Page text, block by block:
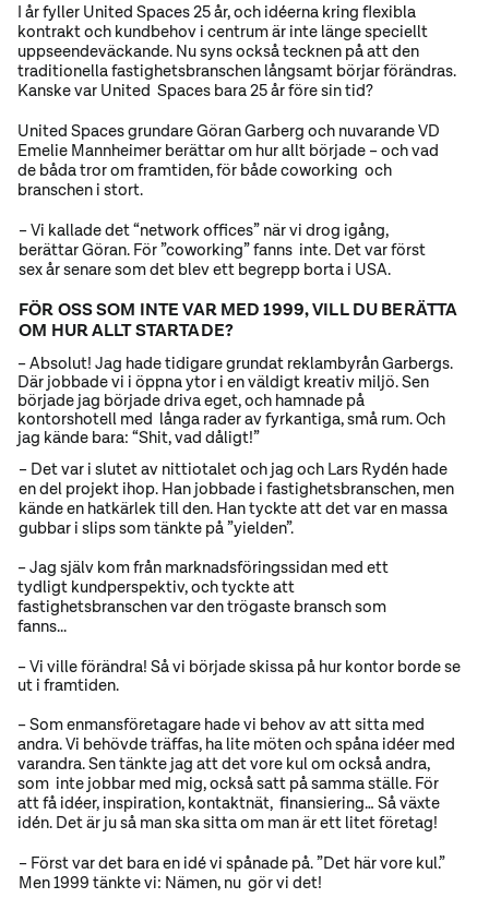
I år fyller United Spaces 25 år, och idéerna kring flexibla
kontrakt och kundbehov i centrum är inte länge speciellt
uppseendeväckande. Nu syns också tecknen på att den
traditionella fastighetsbranschen långsamt börjar förändras.
Kanske var United Spaces bara 25 år före sin tid?
United Spaces grundare Göran Garberg och nuvarande VD
Emelie Mannheimer berättar om hur allt började – och vad
de båda tror om framtiden, för både coworking och
branschen i stort.
– Vi kallade det “network offices” när vi drog igång,
berättar Göran. För ”coworking” fanns inte. Det var först
sex år senare som det blev ett begrepp borta i USA.
FÖR OSS SOM INTE VAR MED 1999, VILL DU BERÄTTA
OM HUR ALLT STARTADE?
– Absolut! Jag hade tidigare grundat reklambyrån Garbergs.
Där jobbade vi i öppna ytor i en väldigt kreativ miljö. Sen
började jag började driva eget, och hamnade på
kontorshotell med långa rader av fyrkantiga, små rum. Och
jag kände bara: “Shit, vad dåligt!”
– Det var i slutet av nittiotalet och jag och Lars Rydén hade
en del projekt ihop. Han jobbade i fastighetsbranschen, men
kände en hatkärlek till den. Han tyckte att det var en massa
gubbar i slips som tänkte på ”yielden”.
– Jag själv kom från marknadsföringssidan med ett
tydligt kundperspektiv, och tyckte att
fastighetsbranschen var den trögaste bransch som
fanns...
– Vi ville förändra! Så vi började skissa på hur kontor borde se
ut i framtiden.
– Som enmansföretagare hade vi behov av att sitta med
andra. Vi behövde träffas, ha lite möten och spåna idéer med
varandra. Sen tänkte jag att det vore kul om också andra,
som inte jobbar med mig, också satt på samma ställe. För
att få idéer, inspiration, kontaktnät, finansiering… Så växte
idén. Det är ju så man ska sitta om man är ett litet företag!
– Först var det bara en idé vi spånade på. ”Det här vore kul.”
Men 1999 tänkte vi: Nämen, nu gör vi det!